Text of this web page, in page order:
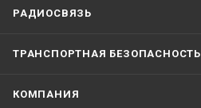
РАДИОСВЯЗЬ
ТРАНСПОРТНАЯ БЕЗОПАСНОСТЬ
КОМПАНИЯ